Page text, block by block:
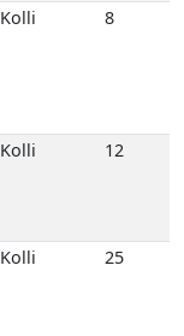
Kolli 8
Kolli 12
Kolli 25